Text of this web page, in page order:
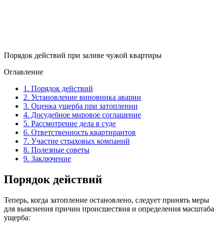
Порядок действий при заливе чужой квартиры
Оглавление
1. Порядок действий
2. Установление виновника аварии
3. Оценка ущерба при затоплении
4. Досудебное мировое соглашение
5. Рассмотрение дела в суде
6. Ответственность квартирантов
7. Участие страховых компаний
8. Полезные советы
9. Заключение
Порядок действий
Теперь, когда затопление остановлено, следует принять меры
для выяснения причин происшествия и определения масштаба
ущерба: